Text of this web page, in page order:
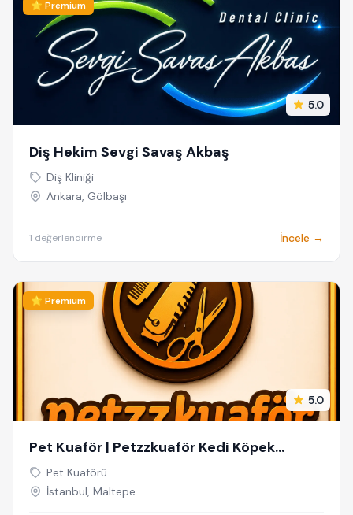
⭐ Premium
5.0
Diş Hekim Sevgi Savaş Akbaş
Diş Kliniği
Ankara, Gölbaşı
1 değerlendirme İncele →
⭐ Premium
5.0
Pet Kuaför | Petzzkuaför Kedi Köpek
Kuaförü
Pet Kuaförü
İstanbul, Maltepe